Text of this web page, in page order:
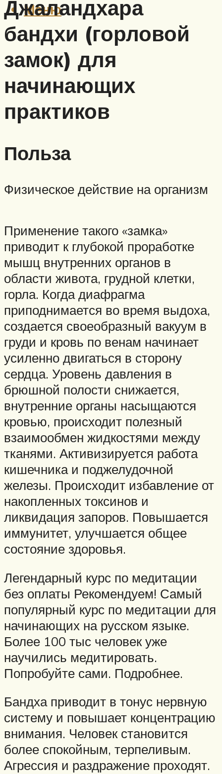
Меню
Джаландхара
бандхи (горловой
замок) для
начинающих
практиков
Польза
Физическое действие на организм
Применение такого «замка»
приводит к глубокой проработке
мышц внутренних органов в
области живота, грудной клетки,
горла. Когда диафрагма
приподнимается во время выдоха,
создается своеобразный вакуум в
груди и кровь по венам начинает
усиленно двигаться в сторону
сердца. Уровень давления в
брюшной полости снижается,
внутренние органы насыщаются
кровью, происходит полезный
взаимообмен жидкостями между
тканями. Активизируется работа
кишечника и поджелудочной
железы. Происходит избавление от
накопленных токсинов и
ликвидация запоров. Повышается
иммунитет, улучшается общее
состояние здоровья.
Легендарный курс по медитации
без оплаты Рекомендуем! Самый
популярный курс по медитации для
начинающих на русском языке.
Более 100 тыс человек уже
научились медитировать.
Попробуйте сами. Подробнее.
Бандха приводит в тонус нервную
систему и повышает концентрацию
внимания. Человек становится
более спокойным, терпеливым.
Агрессия и раздражение проходят.